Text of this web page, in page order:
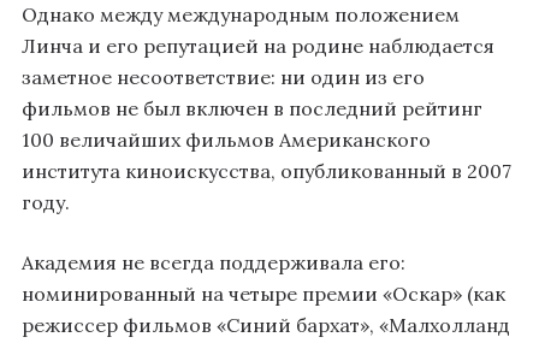
Однако между международным положением
Линча и его репутацией на родине наблюдается
заметное несоответствие: ни один из его
фильмов не был включен в последний рейтинг
100 величайших фильмов Американского
института киноискусства, опубликованный в 2007
году.
Академия не всегда поддерживала его:
номинированный на четыре премии «Оскар» (как
режиссер фильмов «Синий бархат», «Малхолланд